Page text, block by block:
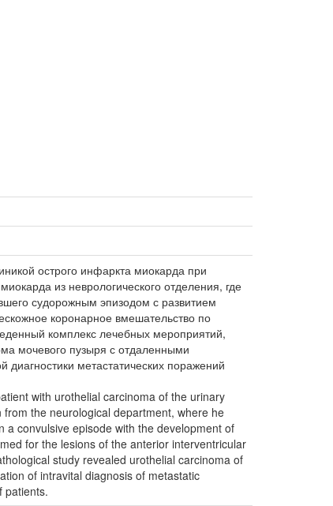
острого инфаркта миокарда при
из неврологического отделения, где
судорожным эпизодом с развитием
коронарное вмешательство по
комплекс лечебных мероприятий,
мочевого пузыря с отдаленными
метастатических поражений
with urothelial carcinoma of the urinary
the neurological department, where he
convulsive episode with the development of
for the lesions of the anterior interventricular
study revealed urothelial carcinoma of
of intravital diagnosis of metastatic
patients.